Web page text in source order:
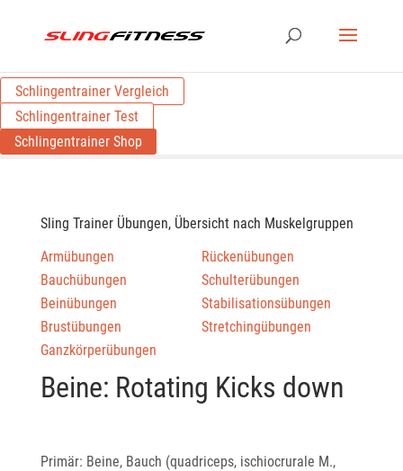
Schlingentrainer Vergleich
Schlingentrainer Test
Schlingentrainer Shop
Sling Trainer Übungen, Übersicht nach Muskelgruppen
Armübungen
Bauchübungen
Beinübungen
Brustübungen
Ganzkörperübungen
Rückenübungen
Schulterübungen
Stabilisationsübungen
Stretchingübungen
Beine: Rotating Kicks down
Primär: Beine, Bauch (quadriceps, ischiocrurale M.,